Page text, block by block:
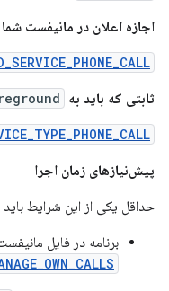
اجازه اعلان در مانیفست شما
ثابتی که باید به
پیش‌نیازهای زمان اجرا
حداقل یکی از این شرایط
برنامه در فایل